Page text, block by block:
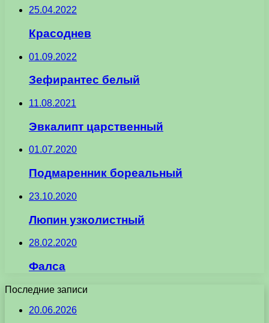
25.04.2022
Красоднев
01.09.2022
Зефирантес белый
11.08.2021
Эвкалипт царственный
01.07.2020
Подмаренник бореальный
23.10.2020
Люпин узколистный
28.02.2020
Фалса
Последние записи
20.06.2026